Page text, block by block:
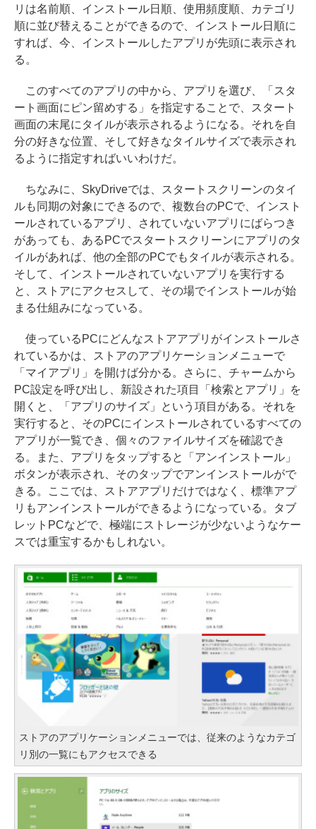
リは名前順、インストール日順、使用頻度順、カテゴリ
順に並び替えることができるので、インストール日順に
すれば、今、インストールしたアプリが先頭に表示され
る。
このすべてのアプリの中から、アプリを選び、「スタ
ート画面にピン留めする」を指定することで、スタート
画面の末尾にタイルが表示されるようになる。それを自
分の好きな位置、そして好きなタイルサイズで表示され
るように指定すればいいわけだ。
ちなみに、SkyDriveでは、スタートスクリーンのタイ
ルも同期の対象にできるので、複数台のPCで、インスト
ールされているアプリ、されていないアプリにばらつき
があっても、あるPCでスタートスクリーンにアプリのタ
イルがあれば、他の全部のPCでもタイルが表示される。
そして、インストールされていないアプリを実行する
と、ストアにアクセスして、その場でインストールが始
まる仕組みになっている。
使っているPCにどんなストアアプリがインストールさ
れているかは、ストアのアプリケーションメニューで
「マイアプリ」を開けば分かる。さらに、チャームから
PC設定を呼び出し、新設された項目「検索とアプリ」を
開くと、「アプリのサイズ」という項目がある。それを
実行すると、そのPCにインストールされているすべての
アプリが一覧でき、個々のファイルサイズを確認でき
る。また、アプリをタップすると「アンインストール」
ボタンが表示され、そのタップでアンインストールがで
きる。ここでは、ストアアプリだけではなく、標準アプ
リもアンインストールができるようになっている。タブ
レットPCなどで、極端にストレージが少ないようなケー
スでは重宝するかもしれない。
ストアのアプリケーションメニューでは、従来のようなカテゴ
リ別の一覧にもアクセスできる